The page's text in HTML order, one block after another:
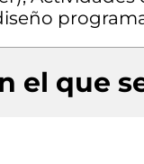
el que